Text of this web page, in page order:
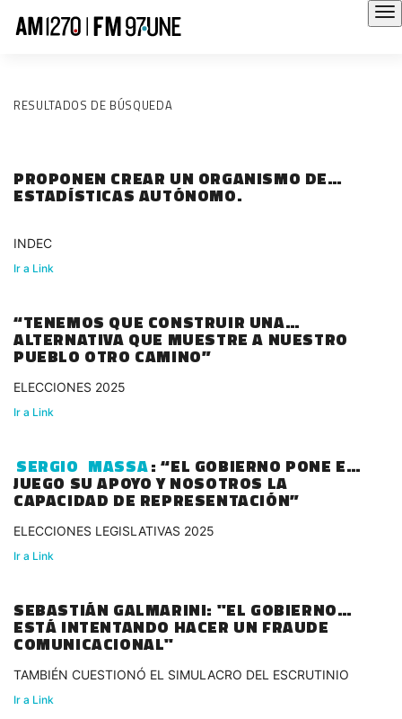
RESULTADOS DE BÚSQUEDA
PROPONEN CREAR UN ORGANISMO DE
ESTADÍSTICAS AUTÓNOMO.
INDEC
Ir a Link
“TENEMOS QUE CONSTRUIR UNA
ALTERNATIVA QUE MUESTRE A NUESTRO
PUEBLO OTRO CAMINO”
ELECCIONES 2025
Ir a Link
SERGIO MASSA: “EL GOBIERNO PONE EN
JUEGO SU APOYO Y NOSOTROS LA
CAPACIDAD DE REPRESENTACIÓN”
ELECCIONES LEGISLATIVAS 2025
Ir a Link
SEBASTIÁN GALMARINI: "EL GOBIERNO
ESTÁ INTENTANDO HACER UN FRAUDE
COMUNICACIONAL"
TAMBIÉN CUESTIONÓ EL SIMULACRO DEL ESCRUTINIO
Ir a Link